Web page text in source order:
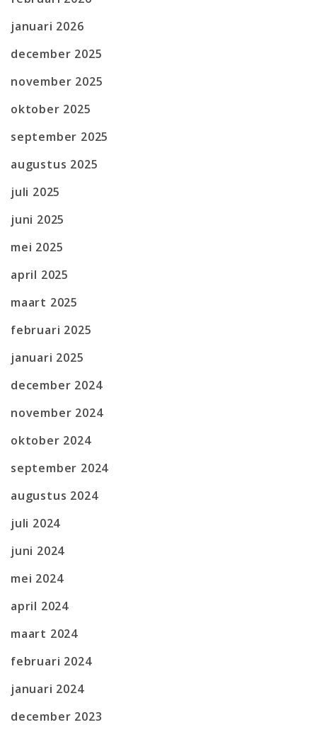
januari 2026
december 2025
november 2025
oktober 2025
september 2025
augustus 2025
juli 2025
juni 2025
mei 2025
april 2025
maart 2025
februari 2025
januari 2025
december 2024
november 2024
oktober 2024
september 2024
augustus 2024
juli 2024
juni 2024
mei 2024
april 2024
maart 2024
februari 2024
januari 2024
december 2023